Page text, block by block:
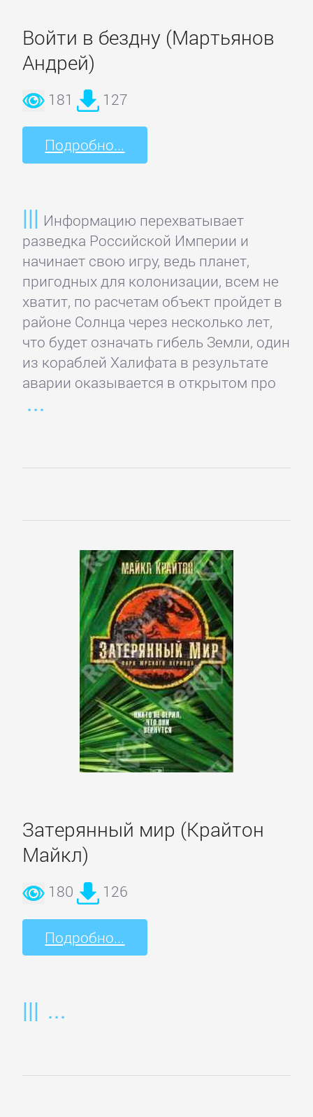
Войти в бездну (Мартьянов
Андрей)
181 127
Подробно...
Информацию перехватывает
разведка Российской Империи и
начинает свою игру, ведь планет,
пригодных для колонизации, всем не
хватит, по расчетам объект пройдет в
районе Солнца через несколько лет,
что будет означать гибель Земли, один
из кораблей Халифата в результате
аварии оказывается в открытом про
Затерянный мир (Крайтон
Майкл)
180 126
Подробно...
Современная
зарубежная
литература
ИСКУССТВО
Критика
КЛАССИКА
Древневосточная
литература
Зарубежная
Литература
Легенды.
классика
Советская
литература
Старинная
литература:
КОМПЬЮТЕРНАЯ